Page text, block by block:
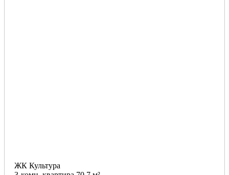
ЖК Культура